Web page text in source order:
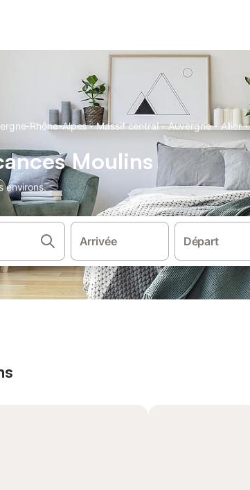
Rhône-Alpes · Massif central · Auvergne · Allier ·
Moulins
environs.
Arrivée Départ